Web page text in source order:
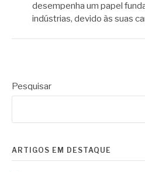
desempenha um papel
indústrias, devido às suas
Pesquisar
ARTIGOS EM DESTAQUE